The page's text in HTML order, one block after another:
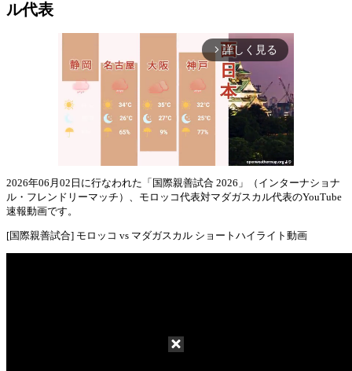
ル代表
arrow_forward_ios 詳しく見る
2026年06月02日に行なわれた「国際親善試合 2026」（インターナショナ
ル・フレンドリーマッチ）、モロッコ代表対マダガスカル代表のYouTube
速報動画です。
[国際親善試合] モロッコ vs マダガスカル ショートハイライト動画